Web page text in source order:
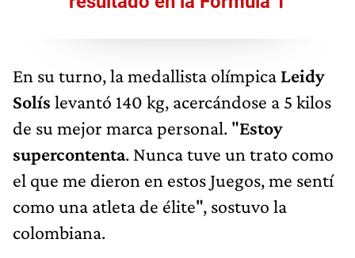
En su turno, la medallista olímpica Leidy
Solís levantó 140 kg, acercándose a 5 kilos
de su mejor marca personal. "Estoy
supercontenta. Nunca tuve un trato como
el que me dieron en estos Juegos, me sentí
como una atleta de élite", sostuvo la
colombiana.